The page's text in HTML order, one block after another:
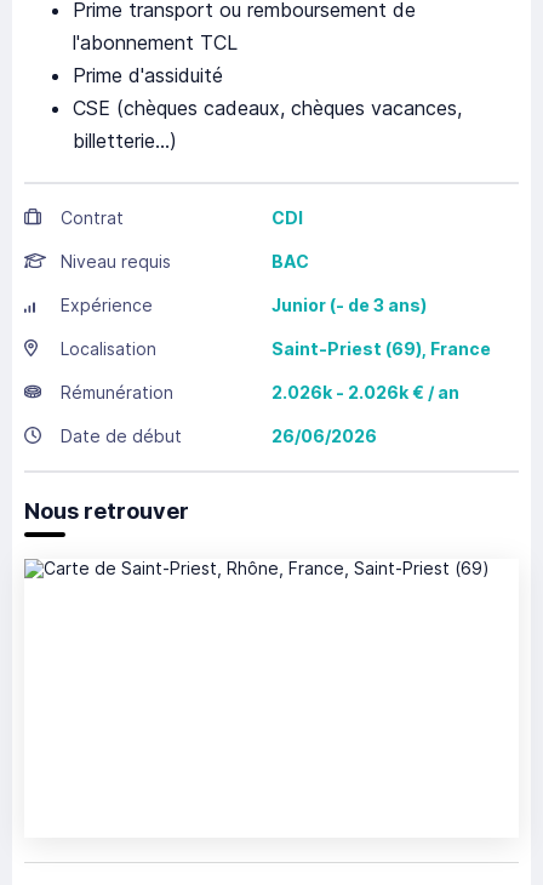
Prime transport ou remboursement de
l'abonnement TCL
Prime d'assiduité
CSE (chèques cadeaux, chèques vacances,
billetterie...)
Contrat CDI
Niveau requis BAC
Expérience Junior (- de 3 ans)
Localisation Saint-Priest (69), France
Rémunération 2.026k - 2.026k € / an
Date de début 26/06/2026
Nous retrouver